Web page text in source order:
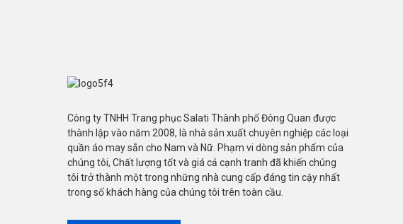
Áo thun tay ngắn in màn
hình khổ lớn dành cho nam
Áo thun dài tay thêu axit
đính tùy chỉnh Lyer đôi
Công ty TNHH Trang phục Salati Thành phố Đông Quan được
thành lập vào năm 2008, là nhà sản xuất chuyên nghiệp các loại
quần áo may sẵn cho Nam và Nữ. Phạm vi dòng sản phẩm của
chúng tôi, Chất lượng tốt và giá cả cạnh tranh đã khiến chúng
tôi trở thành một trong những nhà cung cấp đáng tin cậy nhất
trong số khách hàng của chúng tôi trên toàn cầu.